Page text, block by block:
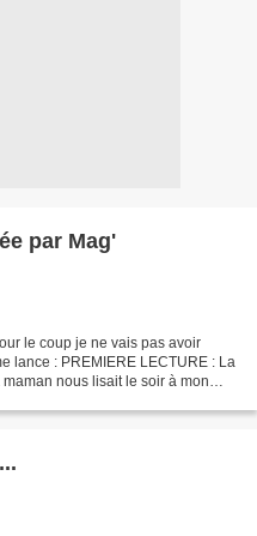
par Mag'
le coup je ne vais pas avoir
lance : PREMIERE LECTURE : La
nous lisait le soir à mon